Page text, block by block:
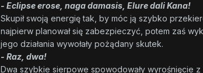
- Eclipse erose, naga damasis, Elure dali Kana!
Skupił swoją energię tak, by móc ją szybko
najpierw planował się zabezpieczyć, potem zaś
jego działania wywołały pożądany skutek.
- Raz, dwa!
Dwa szybkie sierpowe spowodowały wyrośnięcie